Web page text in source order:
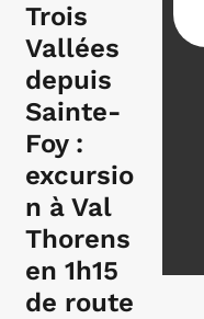
Trois
Vallées
depuis
Sainte-
Foy :
excursio
n à Val
Thorens
en 1h15
de route